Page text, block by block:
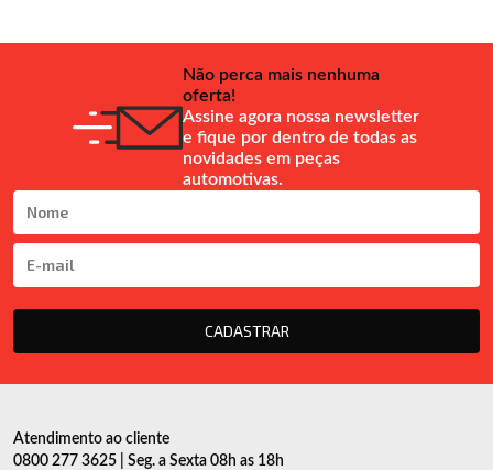
Não perca mais nenhuma
oferta!
Assine agora nossa newsletter
e fique por dentro de todas as
novidades em peças
automotivas.
CADASTRAR
Atendimento ao cliente
0800 277 3625 | Seg. a Sexta 08h as 18h